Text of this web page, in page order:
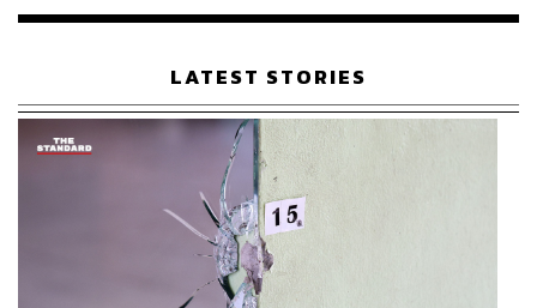
เรือนไทยที่ถูกซุกไว้
LATEST STORIES